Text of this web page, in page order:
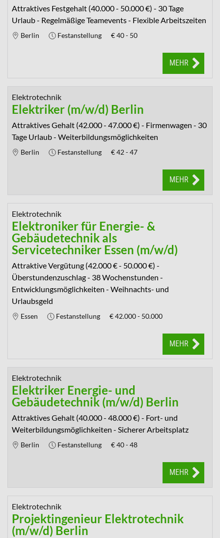
Attraktives Festgehalt (40.000 - 50.000 €) - 30 Tage
Urlaub - Regelmäßige Teamevents - Flexible Arbeitszeiten
Berlin Festanstellung €40 - 50
MEHR
Elektrotechnik
Elektriker (m/w/d) Berlin
Attraktives Gehalt (42.000 - 47.000 €) - Firmenwagen - 30
Tage Urlaub - Weiterbildungsmöglichkeiten
Berlin Festanstellung €42 - 47
MEHR
Elektrotechnik
Elektroniker für Energie- &
Gebäudetechnik als
Servicetechniker Essen (m/w/d)
Attraktive Vergütung (42.000 € - 50.000 €) -
Überstundenzuschlag - 38 Wochenstunden -
Entwicklungsmöglichkeiten - Weihnachts- und
Urlaubsgeld
Essen Festanstellung €42.000 - 50.000
MEHR
Elektrotechnik
Elektriker Energie- und
Gebäudetechnik (m/w/d) Berlin
Attraktives Gehalt (40.000 - 48.000 €) - Fort- und
Weiterbildungsmöglichkeiten - Sicherer Arbeitsplatz
Berlin Festanstellung €40 - 48
MEHR
Elektrotechnik
Projektingenieur Elektrotechnik
(m/w/d) Berlin